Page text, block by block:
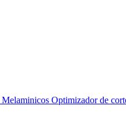
Melaminicos Optimizador de